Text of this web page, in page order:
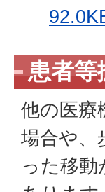
患者等
他の医療
場合や、
った移